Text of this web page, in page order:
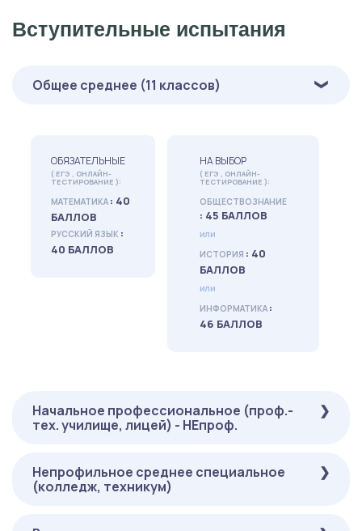
Вступительные испытания
Общее среднее (11 классов)
ОБЯЗАТЕЛЬНЫЕ
( ЕГЭ , ОНЛАЙН-
ТЕСТИРОВАНИЕ ):
МАТЕМАТИКА : 40
БАЛЛОВ
РУССКИЙ ЯЗЫК :
40 БАЛЛОВ
НА ВЫБОР
( ЕГЭ , ОНЛАЙН-
ТЕСТИРОВАНИЕ ):
ОБЩЕСТВОЗНАНИЕ
: 45 БАЛЛОВ
или
ИСТОРИЯ : 40
БАЛЛОВ
или
ИНФОРМАТИКА :
46 БАЛЛОВ
Начальное профессиональное (проф.-
тех. училище, лицей) - НЕпроф.
ОБЯЗАТЕЛЬНЫЕ
( ЕГЭ ):
НА ВЫБОР
Непрофильное среднее специальное
(колледж, техникум)